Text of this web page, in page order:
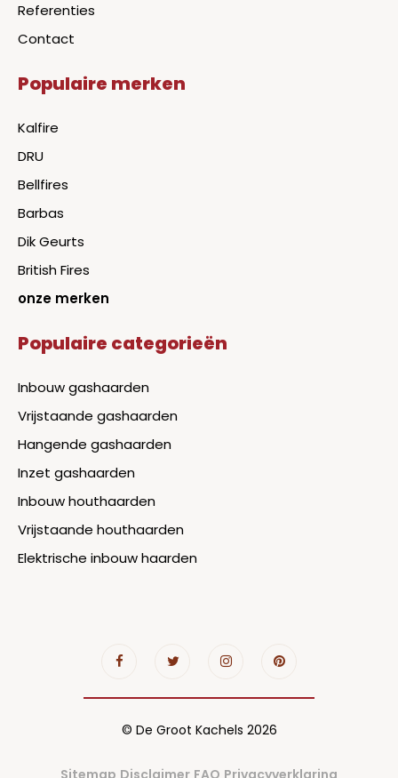
Referenties
Contact
Populaire merken
Kalfire
DRU
Bellfires
Barbas
Dik Geurts
British Fires
onze merken
Populaire categorieën
Inbouw gashaarden
Vrijstaande gashaarden
Hangende gashaarden
Inzet gashaarden
Inbouw houthaarden
Vrijstaande houthaarden
Elektrische inbouw haarden
© De Groot Kachels 2026